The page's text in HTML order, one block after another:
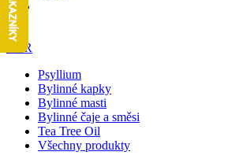
1
EUR
Psyllium
Bylinné kapky
Bylinné masti
Bylinné čaje a směsi
Tea Tree Oil
Všechny produkty